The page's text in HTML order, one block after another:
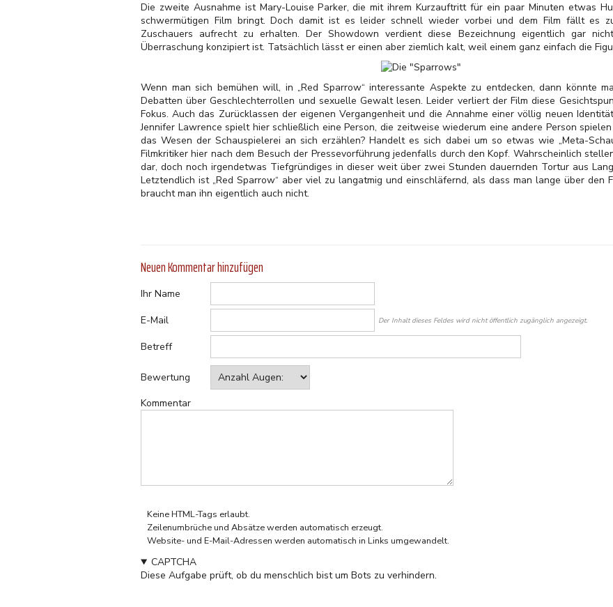
Die zweite Ausnahme ist Mary-Louise Parker, die mit ihrem Kurzauftritt für ein paar Minuten etwas
schwermütigen Film bringt. Doch damit ist es leider schnell wieder vorbei und dem Film fällt es
Zuschauers aufrecht zu erhalten. Der Showdown verdient diese Bezeichnung eigentlich gar
Überraschung konzipiert ist. Tatsächlich lässt er einen aber ziemlich kalt, weil einem ganz einfach die
Wenn man sich bemühen will, in „Red Sparrow“ interessante Aspekte zu entdecken, dann könnte
Debatten über Geschlechterrollen und sexuelle Gewalt lesen. Leider verliert der Film diese
Fokus. Auch das Zurücklassen der eigenen Vergangenheit und die Annahme einer völlig neuen
Jennifer Lawrence spielt hier schließlich eine Person, die zeitweise wiederum eine andere Person
das Wesen der Schauspielerei an sich erzählen? Handelt es sich dabei um so etwas wie „Meta-
Filmkritiker hier nach dem Besuch der Pressevorführung jedenfalls durch den Kopf. Wahrscheinlich
dar, doch noch irgendetwas Tiefgründiges in dieser weit über zwei Stunden dauernden Tortur aus
Letztendlich ist „Red Sparrow“ aber viel zu langatmig und einschläfernd, als dass man lange über den
braucht man ihn eigentlich auch nicht.
Neuen Kommentar hinzufügen
Ihr Name
E-Mail
Der Inhalt dieses Feldes wird nicht öffentlich zugänglich angezeigt.
Betreff
Bewertung
Kommentar
Keine HTML-Tags erlaubt.
Zeilenumbrüche und Absätze werden automatisch erzeugt.
Website- und E-Mail-Adressen werden automatisch in Links umgewandelt.
CAPTCHA
Diese Aufgabe prüft, ob du menschlich bist um Bots zu verhindern.